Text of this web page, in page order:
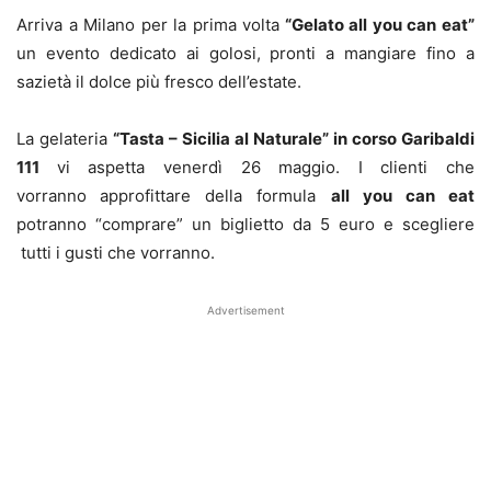
Arriva a Milano per la prima volta “Gelato all you can eat”
un evento dedicato ai golosi, pronti a mangiare fino a
sazietà il dolce più fresco dell’estate.
La gelateria “Tasta – Sicilia al Naturale” in corso Garibaldi
111 vi aspetta venerdì 26 maggio. I clienti che
vorranno
approfittare della formula all you can eat
potranno “comprare” un biglietto da 5 euro e scegliere
tutti i gusti che vorranno.
Advertisement